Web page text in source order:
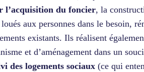
l’acquisition du foncier, la
aux personnes dans le besoin,
existants. Ils réalisent
et d’aménagement dans un
des logements sociaux (ce qui